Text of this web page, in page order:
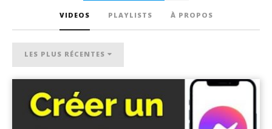
VIDEOS PLAYLISTS À PROPOS
LES PLUS RÉCENTES